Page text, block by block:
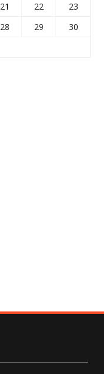
21 22
23
28 29
30